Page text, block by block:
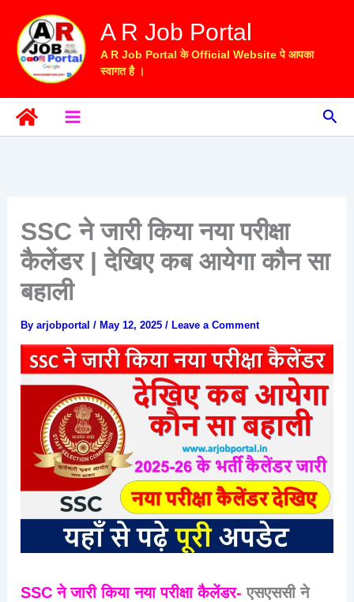
content
A R Job Portal
A R Job Portal के Official Website पे आपका
स्वागत है ।
SSC ने जारी किया नया परीक्षा
कैलेंडर | देखिए कब आयेगा कौन सा
बहाली
Byarjobportal/ May 12, 2025/ Leave a Comment
SSC ने जारी किया नया परीक्षा कैलेंडर-एसएससी ने